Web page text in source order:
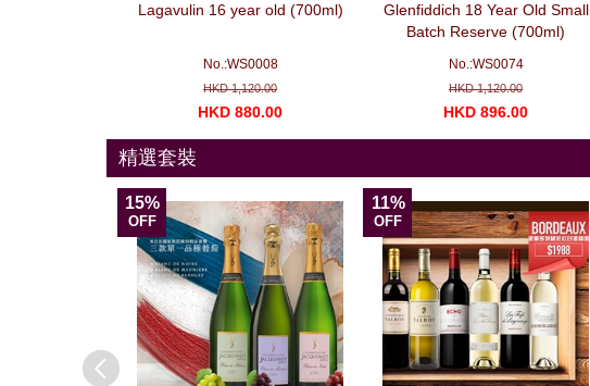
Lagavulin 16 year old (700ml)
No.:WS0008
HKD 1,120.00
HKD 880.00
Glenfiddich 18 Year Old Small
Batch Reserve (700ml)
No.:WS0074
HKD 1,120.00
HKD 896.00
精選套裝
15%
OFF
11%
OFF